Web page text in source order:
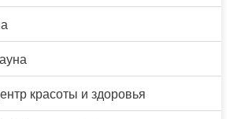
красоты и здоровья